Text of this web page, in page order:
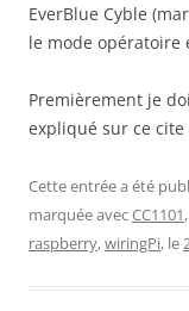
EverBlue Cyble
le mode opératoire
Premièrement je
expliqué sur ce cite
Cette entrée a été
marquée avecCC1101,
raspberry,wiringPi, le